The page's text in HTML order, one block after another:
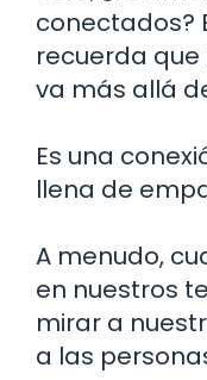
conectados?
recuerda
va más allá
Es una
llena de
A menudo,
en nuestros
mirar a
a las